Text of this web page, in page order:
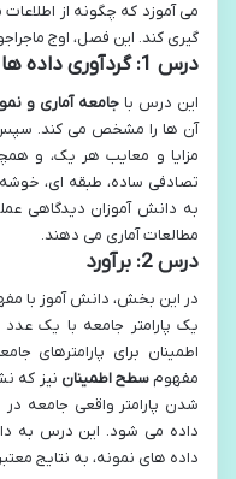
می آموزد که چگونه از
گیری کند. این فصل، اوج
درس 1: گردآوری داده ها
این درس با جامعه آماری و
آن ها را مشخص می کند.
مزایا و معایب هر یک، و
تصادفی ساده، طبقه ای،
به دانش آموزان دیدگاهی
مطالعات آماری می دهند.
درس 2: برآورد
در این بخش، دانش آموز با
یک پارامتر جامعه با یک
اطمینان برای پارامترهای
مفهومسطح اطمینان نیز که
شدن پارامتر واقعی جامعه
داده می شود. این درس به
داده های نمونه، به نتایج